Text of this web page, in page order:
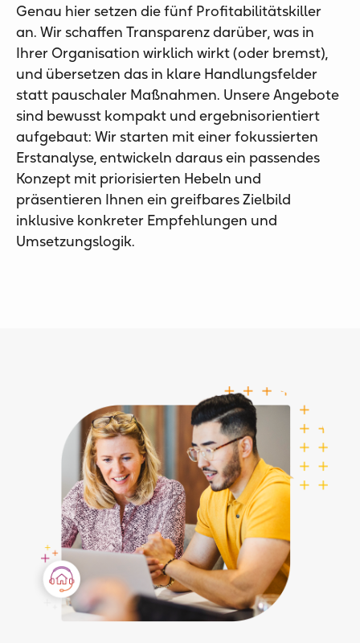
Genau hier setzen die fünf Profitabilitätskiller
an. Wir schaffen Transparenz darüber, was in
Ihrer Organisation wirklich wirkt (oder bremst),
und übersetzen das in klare Handlungsfelder
statt pauschaler Maßnahmen. Unsere Angebote
sind bewusst kompakt und ergebnisorientiert
aufgebaut: Wir starten mit einer fokussierten
Erstanalyse, entwickeln daraus ein passendes
Konzept mit priorisierten Hebeln und
präsentieren Ihnen ein greifbares Zielbild
inklusive konkreter Empfehlungen und
Umsetzungslogik.